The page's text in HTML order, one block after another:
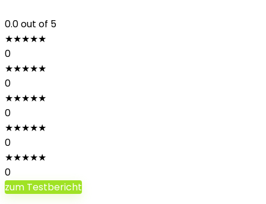
0.0out of 5
★★★★★
0
★★★★★
0
★★★★★
0
★★★★★
0
★★★★★
0
zum Testbericht